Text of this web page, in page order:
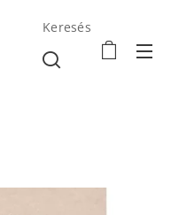
Keresés